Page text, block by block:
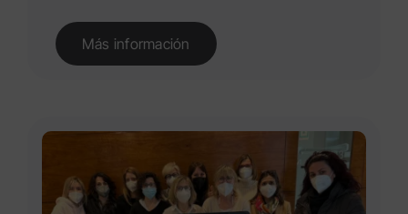
Más información